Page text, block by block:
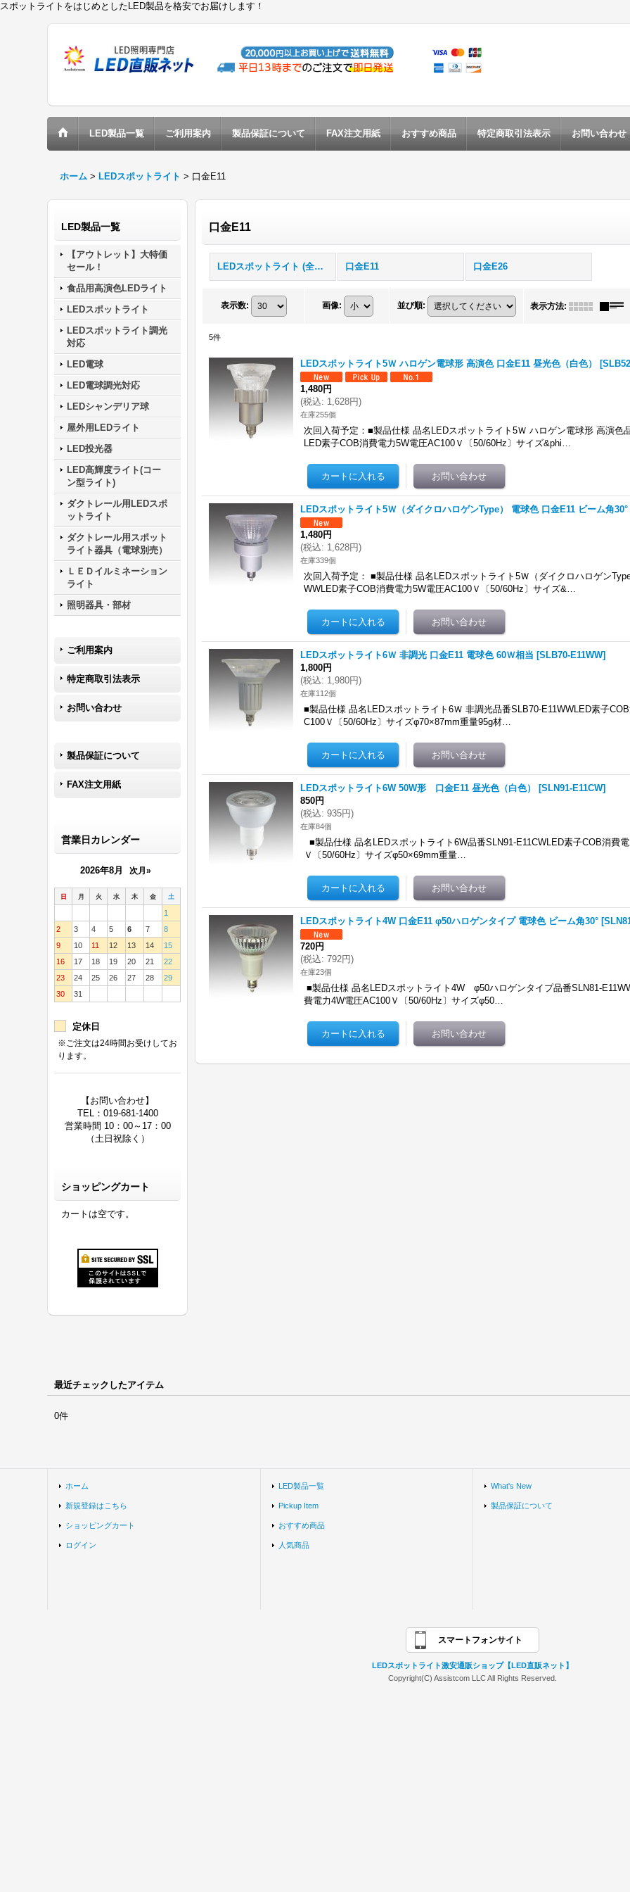
スポットライトをはじめとしたLED製品を格安でお届けします！
LED製品一覧 ご利用案内 製品保証について FAX注文用紙 おすすめ商品 特定商取引法表示 お問い合わせ
ホーム > LEDスポットライト > 口金E11
LED製品一覧
【アウトレット】大特価
セール！
食品用高演色LEDライト
LEDスポットライト
LEDスポットライト調光
対応
LED電球
LED電球調光対応
LEDシャンデリア球
屋外用LEDライト
LED投光器
LED高輝度ライト(コー
ン型ライト)
ダクトレール用LEDスポ
ットライト
ダクトレール用スポット
ライト器具（電球別売）
ＬＥＤイルミネーション
ライト
照明器具・部材
ご利用案内
特定商取引法表示
お問い合わせ
製品保証について
FAX注文用紙
営業日カレンダー
2026年8月 次月»
日 月 火 水 木 金 土
1
2
3 4 5 6 7
8
9
10 11 12 13 14
15
16
17 18 19 20 21
22
23
24 25 26 27 28
29
30
31
定休日
※ご注文は24時間お受けしてお
ります。
【お問い合わせ】
TEL：019-681-1400
営業時間 10：00～17：00
（土日祝除く）
ショッピングカート
カートは空です。
口金E11
LEDスポットライト (全商品) 口金E11 口金E26
表示数: 画像: 並び順: 表示方法:
5件
LEDスポットライト5Ｗ ハロゲン電球形 高演色 口金E11 昼光色（白色） [
1,480円
(税込: 1,628円)
在庫255個
次回入荷予定：■製品仕様 品名LEDスポットライト5Ｗ ハロゲン電球形 高演色
LED素子COB消費電力5W電圧AC100Ｖ〔50/60Hz〕サイズ&phi…
LEDスポットライト5Ｗ（ダイクロハロゲンType） 電球色 口金E11 ビーム角30°
1,480円
(税込: 1,628円)
在庫339個
次回入荷予定： ■製品仕様 品名LEDスポットライト5Ｗ（ダイクロハロゲン
WWLED素子COB消費電力5W電圧AC100Ｖ〔50/60Hz〕サイズ&…
LEDスポットライト6Ｗ 非調光 口金E11 電球色 60Ｗ相当 [SLB70-E11WW]
1,800円
(税込: 1,980円)
在庫112個
■製品仕様 品名LEDスポットライト6Ｗ 非調光品番SLB70-E11WWLED素子
C100Ｖ〔50/60Hz〕サイズφ70×87mm重量95g材…
LEDスポットライト6W 50W形 口金E11 昼光色（白色） [SLN91-E11CW]
850円
(税込: 935円)
在庫84個
■製品仕様 品名LEDスポットライト6W品番SLN91-E11CWLED素子COB消費
Ｖ〔50/60Hz〕サイズφ50×69mm重量…
LEDスポットライト4W 口金E11 φ50ハロゲンタイプ 電球色 ビーム角30° [
720円
(税込: 792円)
在庫23個
■製品仕様 品名LEDスポットライト4W φ50ハロゲンタイプ品番SLN81-
費電力4W電圧AC100Ｖ〔50/60Hz〕サイズφ50…
最近チェックしたアイテム
0件
ホーム
新規登録はこちら
ショッピングカート
ログイン
LED製品一覧
Pickup Item
おすすめ商品
人気商品
What's New
製品保証について
スマートフォンサイト
LEDスポットライト激安通販ショップ【LED直販ネット】
Copyright(C) Assistcom LLC All Rights Reserved.